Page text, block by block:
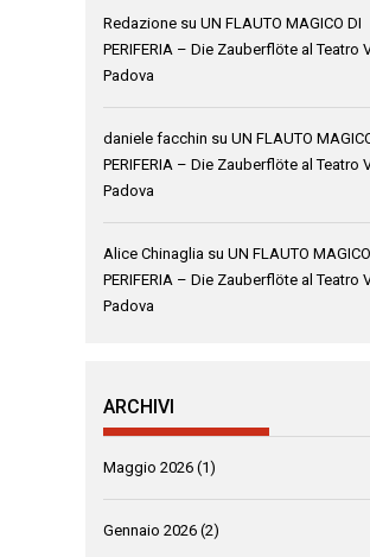
Redazione su UN FLAUTO MAGICO DI
PERIFERIA – Die Zauberflöte al Teatro
Padova
daniele facchin su UN FLAUTO
PERIFERIA – Die Zauberflöte al Teatro
Padova
Alice Chinaglia su UN FLAUTO
PERIFERIA – Die Zauberflöte al Teatro
Padova
ARCHIVI
Maggio 2026 (1)
Gennaio 2026 (2)